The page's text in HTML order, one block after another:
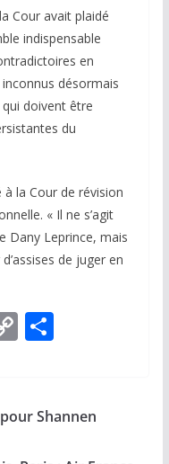
Cour avait plaidé
indispensable
en
désormais
doivent être
du
la Cour de révision
« Il ne s’agit
Dany Leprince, mais
de juger en
C
y
P
g
Shannen